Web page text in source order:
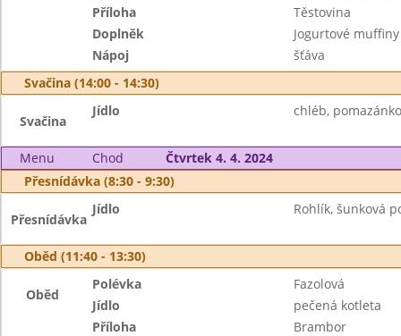
Příloha
Těstovina
Doplněk
Jogurtové muffiny
Nápoj
šťáva
Svačina (14:00 - 14:30)
Svačina
Jídlo chléb,
Menu Chod
Čtvrtek 4. 4. 2024
Přesnídávka (8:30 - 9:30)
Přesnídávka
Jídlo Rohlík, šunková
Oběd (11:40 - 13:30)
Oběd
Polévka
Fazolová
Jídlo
pečená kotleta
Příloha
Brambor